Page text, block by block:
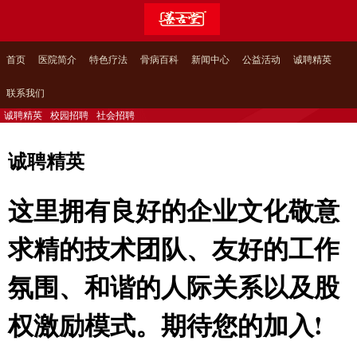
首页 医院简介 特色疗法 骨病百科 新闻中心 公益活动 诚聘精英
联系我们
诚聘精英
校园招聘 社会招聘
诚聘精英
这里拥有良好的企业文化敬意
求精的技术团队、友好的工作
氛围、和谐的人际关系以及股
权激励模式。期待您的加入!